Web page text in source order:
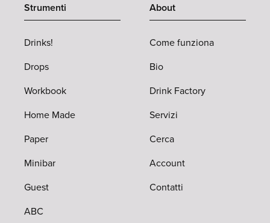
Strumenti
Drinks!
Drops
Workbook
Home Made
Paper
Minibar
Guest
ABC
About
Come funziona
Bio
Drink Factory
Servizi
Cerca
Account
Contatti